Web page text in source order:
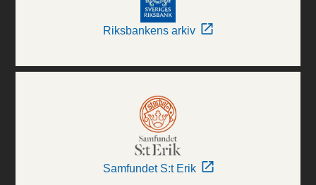
Riksbankens arkiv
Samfundet S:t Erik